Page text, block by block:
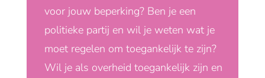
voor jouw beperking? Ben je een
politieke partij en wil je weten wat je
moet regelen om toegankelijk te zijn?
Wil je als overheid toegankelijk zijn en